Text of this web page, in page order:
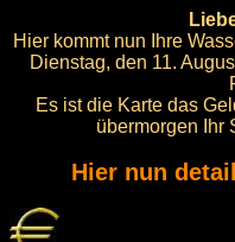
Hier kommt nun Ihre
Dienstag, den 11.
Es ist die Karte das
übermorgen Ihr
Hier nun